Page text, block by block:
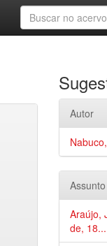
Autor
Assunto
Araújo,
de, 18...